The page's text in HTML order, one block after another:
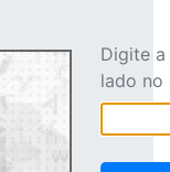
Digite
lado no